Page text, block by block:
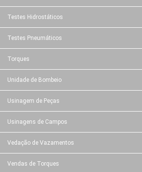
Testes Hidrostáticos
Testes Pneumáticos
Torques
Unidade de Bombeio
Usinagem de Peças
Usinagens de Campos
Vedação de Vazamentos
Vendas de Torques